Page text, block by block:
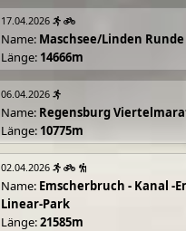
17.04.2026
Name: Maschsee/Linden Runde
Länge: 14666m
06.04.2026
Name: Regensburg
Länge: 10775m
02.04.2026
Name: Emscherbruch - Kanal -
Linear-Park
Länge:21585m